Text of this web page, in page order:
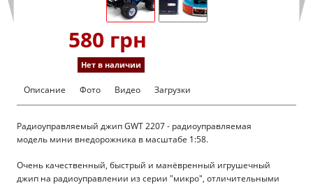
580 грн
Нет в наличии
Описание Фото Видео Загрузки
Радиоуправляемый джип GWT 2207 - радиоуправляемая
модель мини внедорожника в масштабе 1:58.
Очень качественный, быстрый и манёвренный игрушечный
джип на радиоуправлении из серии "микро", отличительными